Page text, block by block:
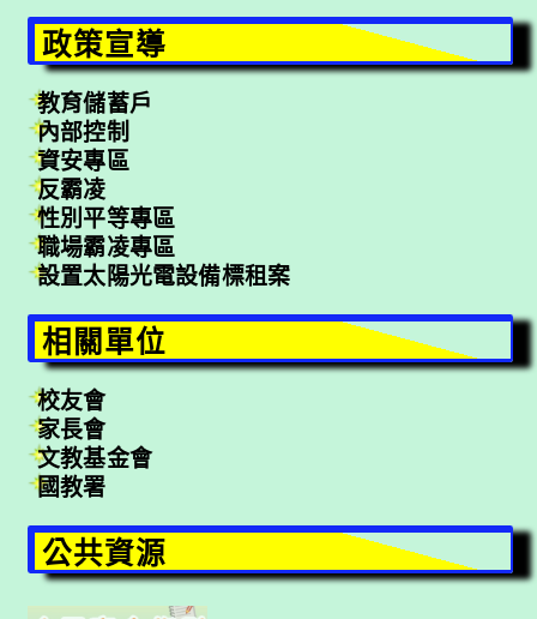
政策宣導
教育儲蓄戶
內部控制
資安專區
反霸凌
性別平等專區
職場霸凌專區
設置太陽光電設備標租案
相關單位
校友會
家長會
文教基金會
國教署
公共資源